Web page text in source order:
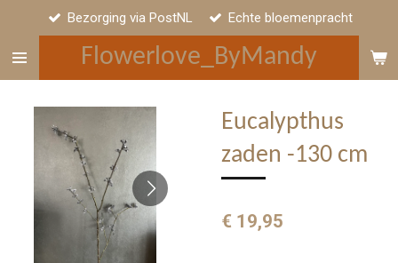
naar
hoofdinhoud
Flowerlove_ByMandy
Bezorging via PostNL Echte bloemenpracht
Eucalypthus
zaden -130 cm
€ 19,95